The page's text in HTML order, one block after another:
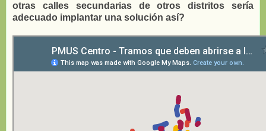
otras calles secundarias de otros distritos sería
adecuado implantar una solución así?